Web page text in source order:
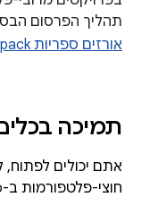
תהליך הפרסום
אורזים ספריות Jetpack מולטי-פלטפורמה
תמיכה
אתם יכולים לפתוח,
חוצי-פלטפורמות ב-Android Studio.